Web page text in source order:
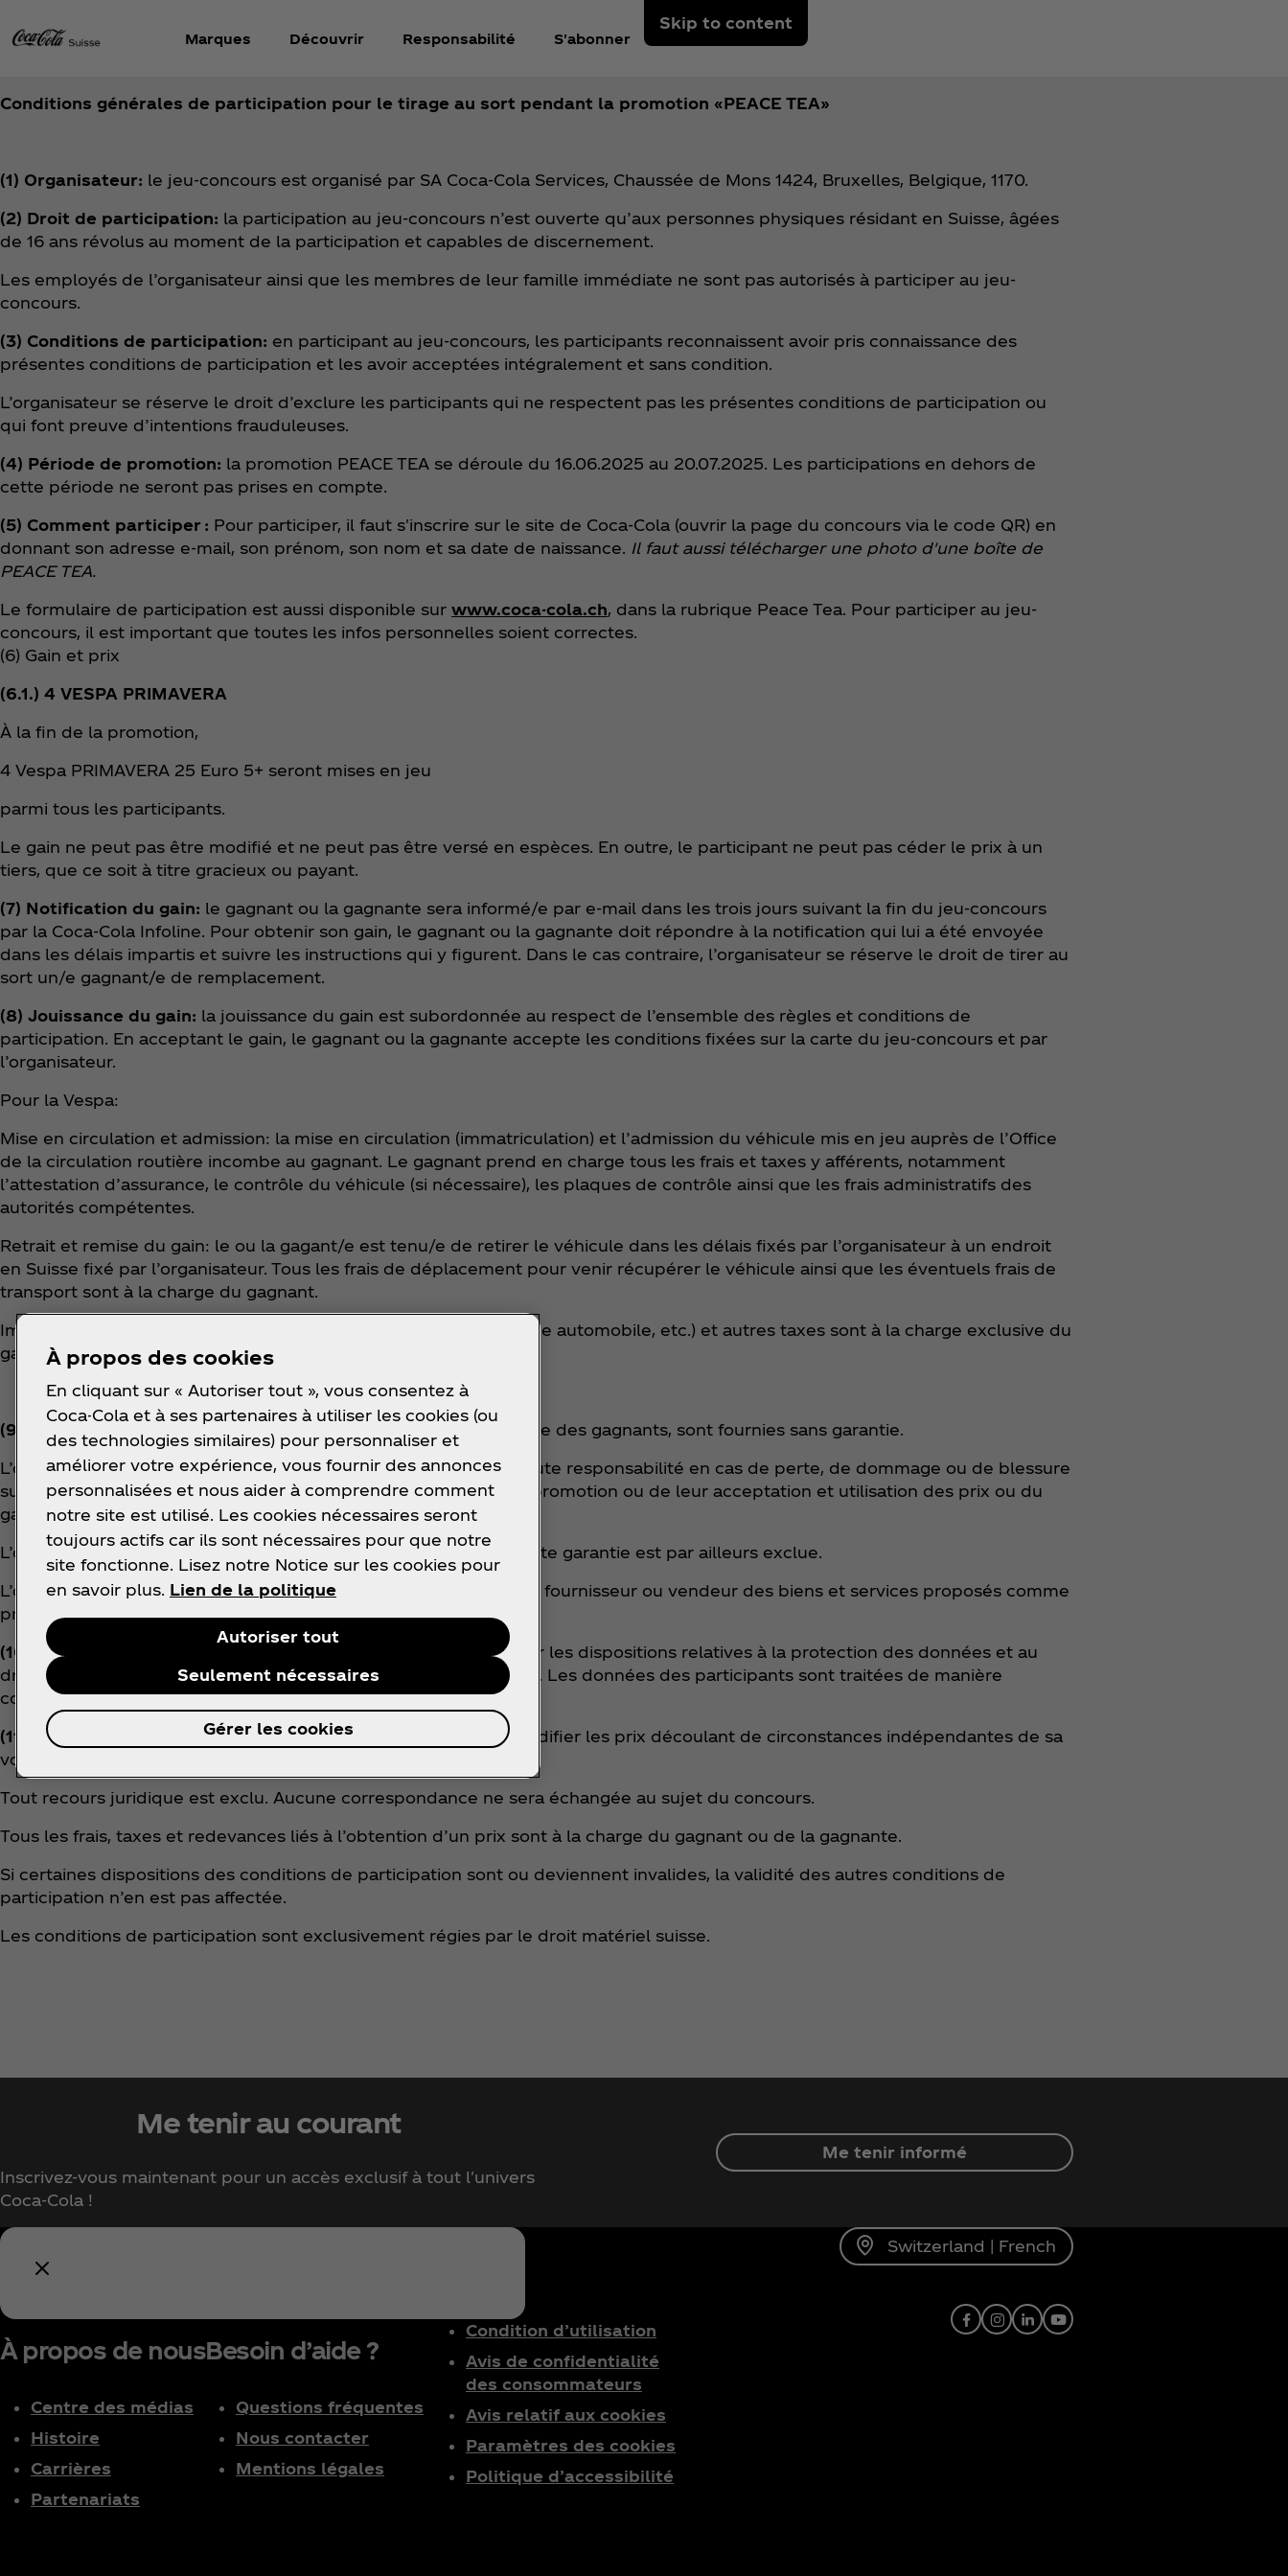
Skip to content
Marques Découvrir Responsabilité S'abonner
Conditions générales de participation pour le tirage au sort pendant la promotion «PEACE TEA»
(1) Organisateur: le jeu-concours est organisé par SA Coca‑Cola Services, Chaussée de Mons 1424, Bruxelles, Belgique, 1170.
(2) Droit de participation: la participation au jeu-concours n’est ouverte qu’aux personnes physiques résidant en Suisse, âgées
de 16 ans révolus au moment de la participation et capables de discernement.
Les employés de l’organisateur ainsi que les membres de leur famille immédiate ne sont pas autorisés à participer au jeu-
concours.
(3) Conditions de participation: en participant au jeu-concours, les participants reconnaissent avoir pris connaissance des
présentes conditions de participation et les avoir acceptées intégralement et sans condition.
L’organisateur se réserve le droit d’exclure les participants qui ne respectent pas les présentes conditions de participation ou
qui font preuve d’intentions frauduleuses.
(4) Période de promotion: la promotion PEACE TEA se déroule du 16.06.2025 au 20.07.2025. Les participations en dehors de
cette période ne seront pas prises en compte.
(5) Comment participer : Pour participer, il faut s'inscrire sur le site de Coca‑Cola (ouvrir la page du concours via le code QR) en
donnant son adresse e-mail, son prénom, son nom et sa date de naissance. Il faut aussi télécharger une photo d'une boîte de
PEACE TEA.
Le formulaire de participation est aussi disponible sur www.coca-cola.ch, dans la rubrique Peace Tea. Pour participer au jeu-
concours, il est important que toutes les infos personnelles soient correctes.
(6) Gain et prix
(6.1.) 4 VESPA PRIMAVERA
À la fin de la promotion,
4 Vespa PRIMAVERA 25 Euro 5+ seront mises en jeu
parmi tous les participants.
Le gain ne peut pas être modifié et ne peut pas être versé en espèces. En outre, le participant ne peut pas céder le prix à un
tiers, que ce soit à titre gracieux ou payant.
(7) Notification du gain: le gagnant ou la gagnante sera informé/e par e-mail dans les trois jours suivant la fin du jeu-concours
par la Coca‑Cola Infoline. Pour obtenir son gain, le gagnant ou la gagnante doit répondre à la notification qui lui a été envoyée
dans les délais impartis et suivre les instructions qui y figurent. Dans le cas contraire, l’organisateur se réserve le droit de tirer au
sort un/e gagnant/e de remplacement.
(8) Jouissance du gain: la jouissance du gain est subordonnée au respect de l’ensemble des règles et conditions de
participation. En acceptant le gain, le gagnant ou la gagnante accepte les conditions fixées sur la carte du jeu-concours et par
l’organisateur.
Pour la Vespa:
Mise en circulation et admission: la mise en circulation (immatriculation) et l’admission du véhicule mis en jeu auprès de l’Office
de la circulation routière incombe au gagnant. Le gagnant prend en charge tous les frais et taxes y afférents, notamment
l’attestation d’assurance, le contrôle du véhicule (si nécessaire), les plaques de contrôle ainsi que les frais administratifs des
autorités compétentes.
Retrait et remise du gain: le ou la gagant/e est tenu/e de retirer le véhicule dans les délais fixés par l’organisateur à un endroit
en Suisse fixé par l’organisateur. Tous les frais de déplacement pour venir récupérer le véhicule ainsi que les éventuels frais de
transport sont à la charge du gagnant.
Impôts, taxes et autres frais: tous les impôts liés au gain (TVA, taxe automobile, etc.) et autres taxes sont à la charge exclusive du
gagnant.
(9) Responsabilité: toutes les informations, notamment l’annonce des gagnants, sont fournies sans garantie.
L’organisateur exclut, dans toute la mesure permise par la loi, toute responsabilité en cas de perte, de dommage ou de blessure
subis par le gagnant ou un tiers du fait de leur participation à la promotion ou de leur acceptation et utilisation des prix ou du
gain.
L’organisateur rejette toute prétention allant au-delà du prix. Toute garantie est par ailleurs exclue.
L’organisateur décline toute responsabilité en tant que fabricant, fournisseur ou vendeur des biens et services proposés comme
prix.
(10) Protection des données:
l’organisateur s’engage à respecter les dispositions relatives à la protection des données et au
droit des médias pour les données enregistrées des participants. Les données des participants sont traitées de manière
confidentielle.
(11) Autres dispositions:l’organisateur se réserve le droit de modifier les prix découlant de circonstances indépendantes de sa
volonté.
Tout recours juridique est exclu. Aucune correspondance ne sera échangée au sujet du concours.
Tous les frais, taxes et redevances liés à l’obtention d’un prix sont à la charge du gagnant ou de la gagnante.
Si certaines dispositions des conditions de participation sont ou deviennent invalides, la validité des autres conditions de
participation n’en est pas affectée.
Les conditions de participation sont exclusivement régies par le droit matériel suisse.
Me tenir au courant
Inscrivez-vous maintenant pour un accès exclusif à tout l'univers
Coca‑Cola !
Me tenir informé
Switzerland | French
À propos de nous
Centre des médias
Histoire
Carrières
Partenariats
Besoin d’aide ?
Questions fréquentes
Nous contacter
Mentions légales
Condition d’utilisation
Avis de confidentialité
des consommateurs
Avis relatif aux cookies
Paramètres des cookies
Politique d’accessibilité
Facebook
Instagram
Linkedin
Youtube
À propos des cookies
En cliquant sur « Autoriser tout », vous consentez à
Coca-Cola et à ses partenaires à utiliser les cookies (ou
des technologies similaires) pour personnaliser et
améliorer votre expérience, vous fournir des annonces
personnalisées et nous aider à comprendre comment
notre site est utilisé. Les cookies nécessaires seront
toujours actifs car ils sont nécessaires pour que notre
site fonctionne. Lisez notre Notice sur les cookies pour
en savoir plus. Lien de la politique
Autoriser tout
Seulement nécessaires
Gérer les cookies